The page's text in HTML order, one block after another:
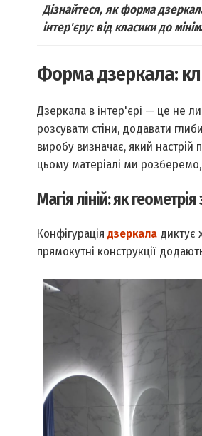
Дізнайтеся, як форма
інтер'єру: від класики до
Форма дзеркала:
Дзеркала в інтер'єрі — це не
розсувати стіни, додавати
виробу визначає, який настрій
цьому матеріалі ми розберемо,
Магія ліній: як
Конфігурація дзеркаладиктує
прямокутні конструкції